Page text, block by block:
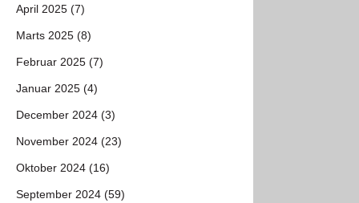
April 2025 (7)
Marts 2025 (8)
Februar 2025 (7)
Januar 2025 (4)
December 2024 (3)
November 2024 (23)
Oktober 2024 (16)
September 2024 (59)